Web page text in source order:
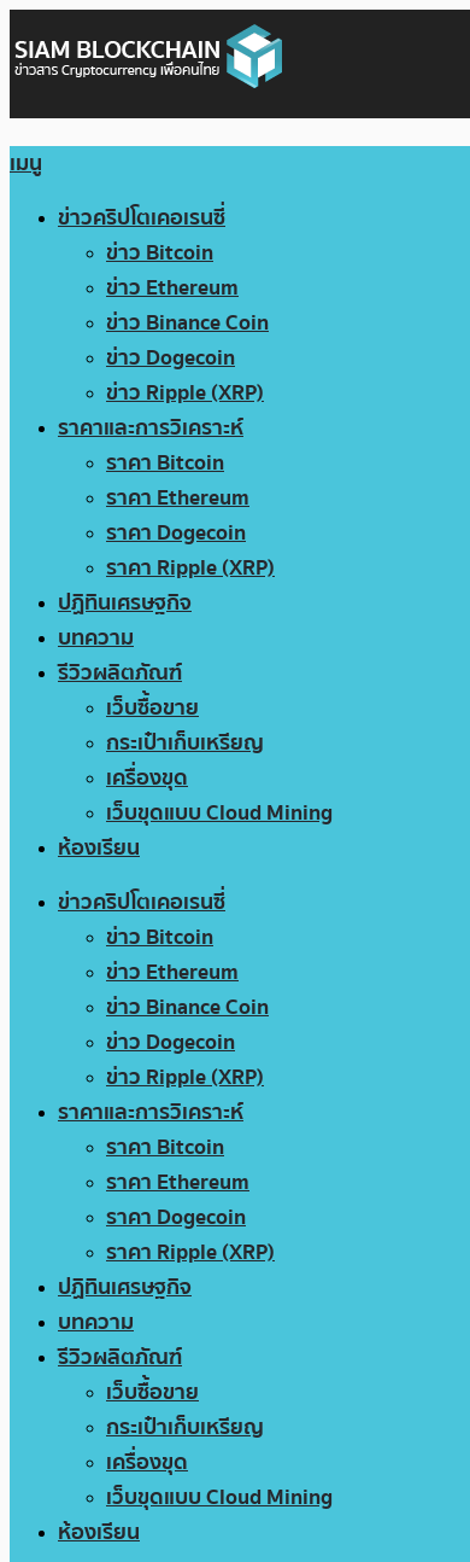
เมนู
ข่าวคริปโตเคอเรนซี่
ข่าว Bitcoin
ข่าว Ethereum
ข่าว Binance Coin
ข่าว Dogecoin
ข่าว Ripple (XRP)
ราคาและการวิเคราะห์
ราคา Bitcoin
ราคา Ethereum
ราคา Dogecoin
ราคา Ripple (XRP)
ปฏิทินเศรษฐกิจ
บทความ
รีวิวผลิตภัณฑ์
เว็บซื้อขาย
กระเป๋าเก็บเหรียญ
เครื่องขุด
เว็บขุดแบบ Cloud Mining
ห้องเรียน
ข่าวคริปโตเคอเรนซี่
ข่าว Bitcoin
ข่าว Ethereum
ข่าว Binance Coin
ข่าว Dogecoin
ข่าว Ripple (XRP)
ราคาและการวิเคราะห์
ราคา Bitcoin
ราคา Ethereum
ราคา Dogecoin
ราคา Ripple (XRP)
ปฏิทินเศรษฐกิจ
บทความ
รีวิวผลิตภัณฑ์
เว็บซื้อขาย
กระเป๋าเก็บเหรียญ
เครื่องขุด
เว็บขุดแบบ Cloud Mining
ห้องเรียน